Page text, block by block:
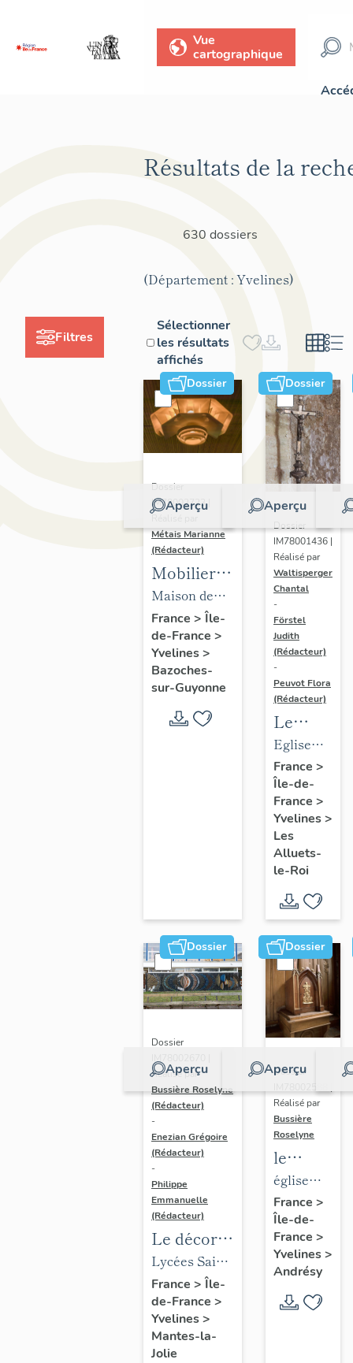
Vue
cartographique
Filtres
Résultats de la
630 dossiers
(Département : Yvelines)
Sélectionner
les résultats
affichés
Dossier
Aperçu
Dossier
IM78002723 |
Métais Marianne
(Rédacteur)
Mobilier
de la
maison
Louis
Carré
Maison de
villégiature
dite maison
Louis Carré
France > Île-
de-France >
Yvelines>
Bazoches-
sur-Guyonne
Dossier
Aperçu
Dossier
IM78001436 |
Réalisé par
Waltisperger
Chantal
-
Förstel
Judith
(Rédacteur)
-
Peuvot Flora
(Rédacteur)
Le
mobilier
de
l'église
Saint-
Nicolas
Eglise
paroissiale
Saint-
Nicolas
France >
Île-de-
France >
Yvelines>
Les
Alluets-
le-Roi
Dossier
Aperçu
Dossier
IM78002670 |
Réalisé par
Bussière Roselyne
(Rédacteur)
-
Enezian Grégoire
(Rédacteur)
-
Philippe
Emmanuelle
(Rédacteur)
Le décor
des lycées
de Mantes
Lycées Saint-
Exupéry et
Jean Rostand
France > Île-
de-France >
Yvelines>
Mantes-la-
Jolie
Dossier
Aperçu
Dossier
Réalisé par
Bussière
Roselyne
le
mobilier
de
l'église
Saint-
Germain-
de-
Paris
église
paroissiale
Saint-
Germain
France >
Île-de-
France >
Yvelines>
Andrésy